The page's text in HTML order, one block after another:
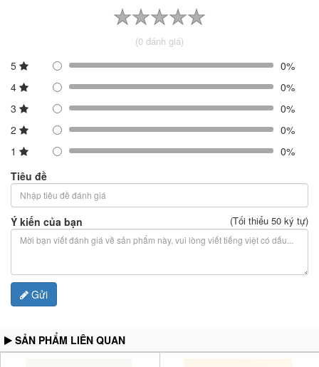
(0 đánh giá)
5
0%
4
0%
3
0%
2
0%
1
0%
Tiêu đề
Ý kiến của bạn (Tối thiểu 50 ký tự)
Gửi
SẢN PHẨM LIÊN QUAN